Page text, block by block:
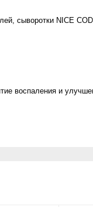
сыворотки NICE
воспаления и